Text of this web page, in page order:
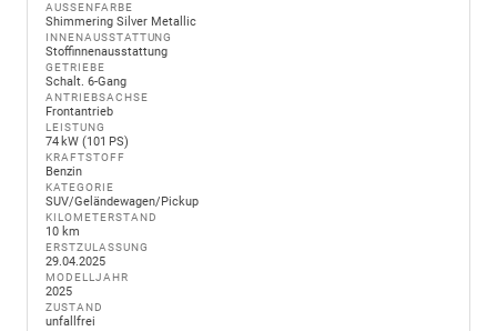
AUSSENFARBE
Shimmering Silver Metallic
INNENAUSSTATTUNG
Stoffinnenausstattung
GETRIEBE
Schalt. 6-Gang
ANTRIEBSACHSE
Frontantrieb
LEISTUNG
74 kW (101 PS)
KRAFTSTOFF
Benzin
KATEGORIE
SUV/Geländewagen/Pickup
KILOMETERSTAND
10 km
ERSTZULASSUNG
29.04.2025
MODELLJAHR
2025
ZUSTAND
unfallfrei